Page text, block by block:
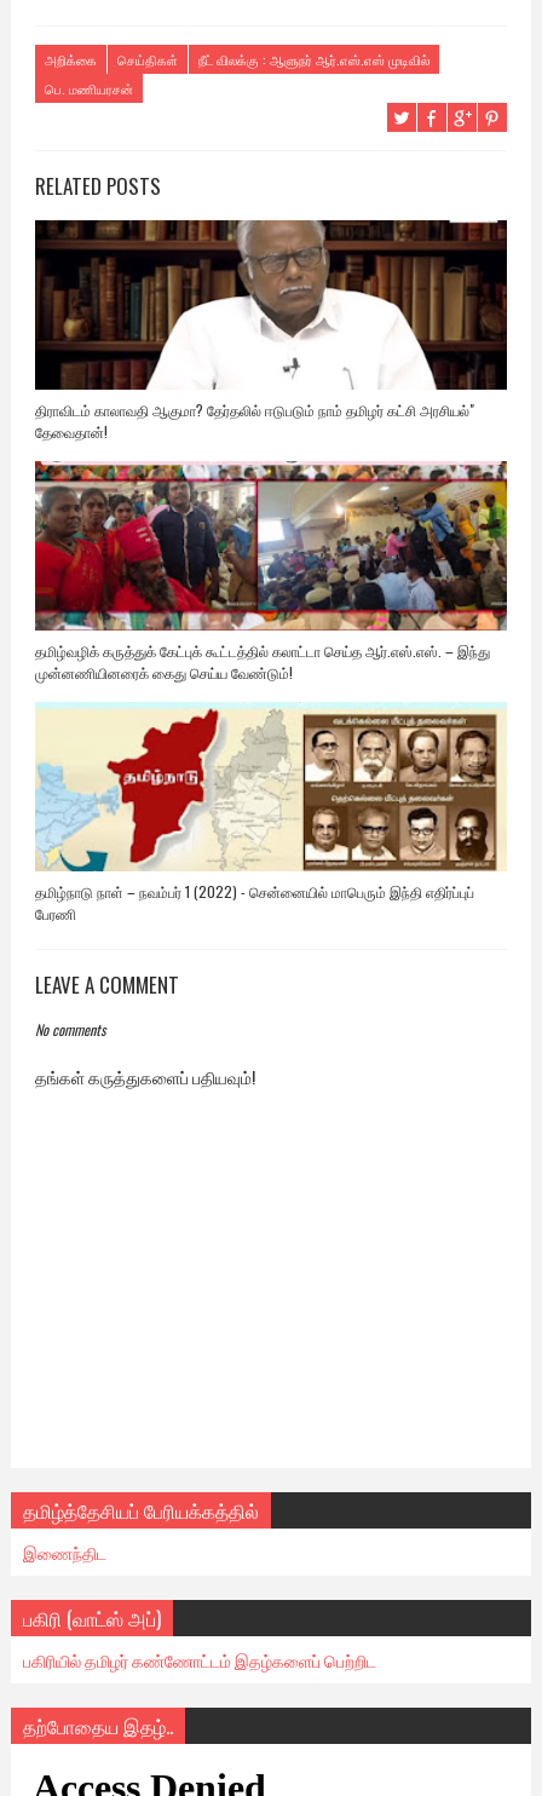
அறிக்கை செய்திகள்
நீட் விலக்கு : ஆளுநர் ஆர்.எஸ்.எஸ் முடிவில்
பெ. மணியரசன்
RELATED POSTS
திராவிடம் காலாவதி ஆகுமா? தேர்தலில் ஈடுபடும் நாம் தமிழர் கட்சி அரசியல்"
தேவைதான்!
தமிழ்வழிக் கருத்துக் கேட்புக் கூட்டத்தில் கலாட்டா செய்த ஆர்.எஸ்.எஸ். – இந்து
முன்னணியினரைக் கைது செய்ய வேண்டும்!
தமிழ்நாடு நாள் – நவம்பர் 1 (2022) - சென்னையில் மாபெரும் இந்தி எதிர்ப்புப்
பேரணி
LEAVE A COMMENT
No comments
தங்கள் கருத்துகளைப் பதியவும்!
தமிழ்த்தேசியப் பேரியக்கத்தில்
இணைந்திட
பகிரி (வாட்ஸ் அப்)
பகிரியில் தமிழர் கண்ணோட்டம் இதழ்களைப் பெற்றிட
தற்போதைய இதழ்..